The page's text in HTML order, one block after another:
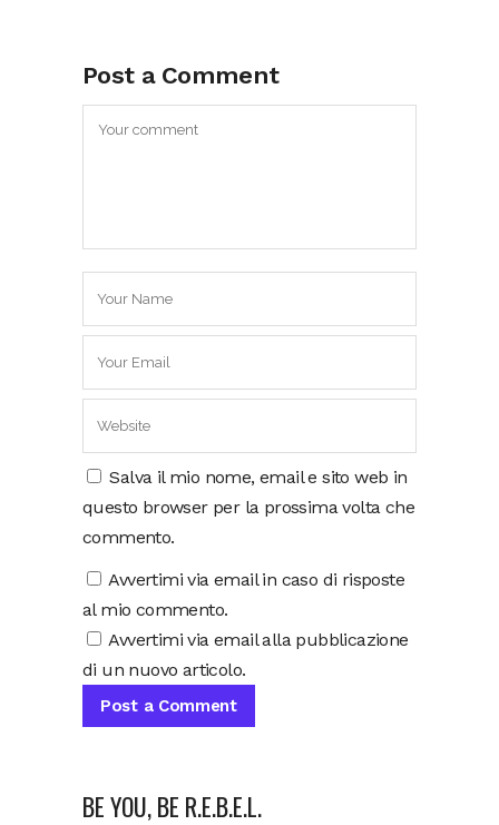
Post a Comment
Salva il mio nome, email e sito web in
questo browser per la prossima volta che
commento.
Avvertimi via email in caso di risposte
al mio commento.
Avvertimi via email alla pubblicazione
di un nuovo articolo.
BE YOU, BE R.E.B.E.L.